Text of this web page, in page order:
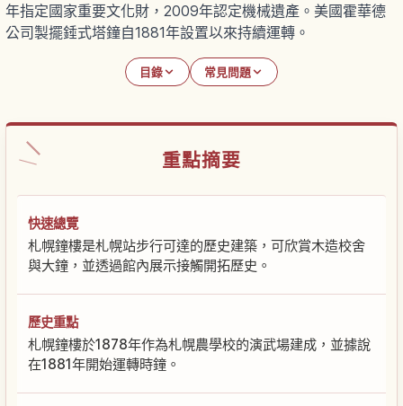
年指定國家重要文化財，2009年認定機械遺產。美國霍華德
公司製擺錘式塔鐘自1881年設置以來持續運轉。
目錄 常見問題
重點摘要
快速總覽
札幌鐘樓是札幌站步行可達的歷史建築，可欣賞木造校舍
與大鐘，並透過館內展示接觸開拓歷史。
歷史重點
札幌鐘樓於1878年作為札幌農學校的演武場建成，並據說
在1881年開始運轉時鐘。